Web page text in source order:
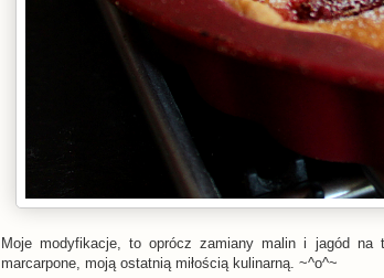
Moje modyfikacje, to oprócz zamiany malin i jagód na
marcarpone, moją ostatnią miłością kulinarną. ~^o^~